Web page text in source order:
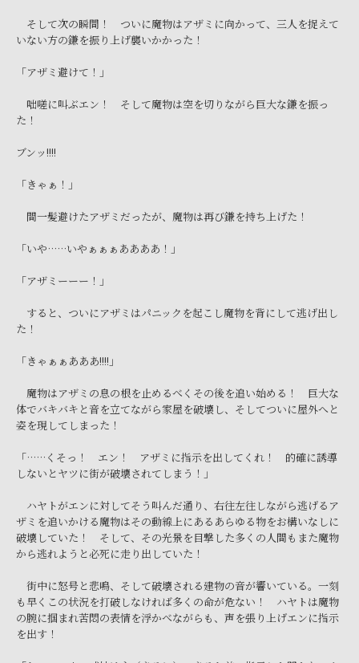
そして次の瞬間！ ついに魔物はアザミに向かって、三人を捉えて
いない方の鎌を振り上げ襲いかかった！
「アザミ避けて！」
咄嗟に叫ぶエン！ そして魔物は空を切りながら巨大な鎌を振っ
た！
ブンッ!!!!
「きゃぁ！」
間一髪避けたアザミだったが、魔物は再び鎌を持ち上げた！
「いや……いやぁぁぁああああ！」
「アザミーーー！」
すると、ついにアザミはパニックを起こし魔物を背にして逃げ出し
た！
「きゃぁぁあああ!!!!」
魔物はアザミの息の根を止めるべくその後を追い始める！ 巨大な
体でバキバキと音を立てながら家屋を破壊し、そしてついに屋外へと
姿を現してしまった！
「……くそっ！ エン！ アザミに指示を出してくれ！ 的確に誘導
しないとヤツに街が破壊されてしまう！」
ハヤトがエンに対してそう叫んだ通り、右往左往しながら逃げるア
ザミを追いかける魔物はその動線上にあるあらゆる物をお構いなしに
破壊していた！ そして、その光景を目撃した多くの人間もまた魔物
から逃れようと必死に走り出していた！
街中に怒号と悲鳴、そして破壊される建物の音が響いている。一刻
も早くこの状況を打破しなければ多くの命が危ない！ ハヤトは魔物
の腕に掴まれ苦悶の表情を浮かべながらも、声を張り上げエンに指示
を出す！